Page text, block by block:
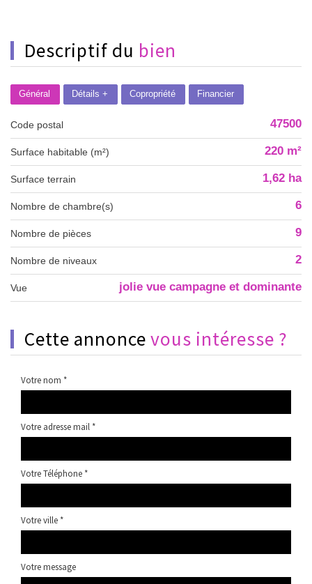
descriptif du bien
Général Détails + Copropriété Financier
Code postal 47500
Surface habitable (m²) 220 m²
surface terrain 1,62 ha
Nombre de chambre(s) 6
Nombre de pièces 9
Nombre de niveaux 2
Vue jolie vue campagne et dominante
cette annonce vous intéresse ?
Votre nom *
Votre adresse mail *
Votre Téléphone *
Votre ville *
Votre message